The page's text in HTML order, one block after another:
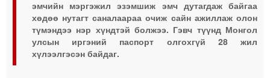
эмчийн мэргэжил эзэмшиж эмч дутагдаж байгаа
хөдөө нутагт саналаараа очиж сайн ажиллаж олон
түмэндээ нэр хүндтэй болжээ. Гэвч түүнд Монгол
улсын иргэний паспорт олгохгүй 28 жил
хүлээлгэсэн байдаг.